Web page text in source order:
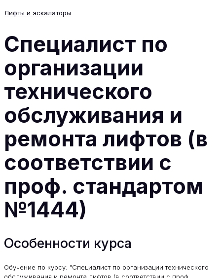
Лифты и эскалаторы
Специалист по
организации
технического
обслуживания и
ремонта лифтов (в
соответствии с
проф. стандартом
№1444)
Особенности курса
Обучение по курсу: "Специалист по организации технического